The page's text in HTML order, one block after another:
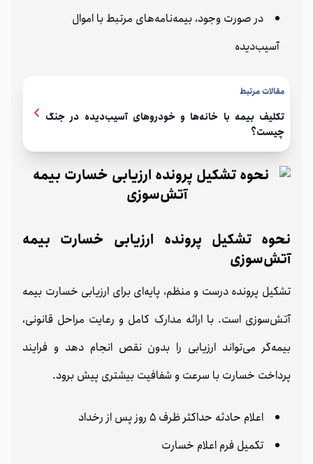
در صورت وجود، بیمه‌نامه‌های مرتبط با اموال
آسیب‌دیده
مقالات مرتبط
تکلیف بیمه با خانه‌ها و خودروهای آسیب‌دیده‌ در جنگ
چیست؟
نحوه تشکیل پرونده ارزیابی خسارت بیمه
آتش‌سوزی
تشکیل پرونده درست و منظم، پایه‌ای برای ارزیابی خسارت بیمه
آتش‌سوزی است. با ارائه مدارک کامل و رعایت مراحل قانونی،
بیمه‌گر می‌تواند ارزیابی را بدون نقص انجام دهد و فرایند
پرداخت خسارت با سرعت و شفافیت بیشتری پیش برود.
اعلام حادثه حداکثر ظرف 5 روز پس از رخداد
تکمیل فرم اعلام خسارت